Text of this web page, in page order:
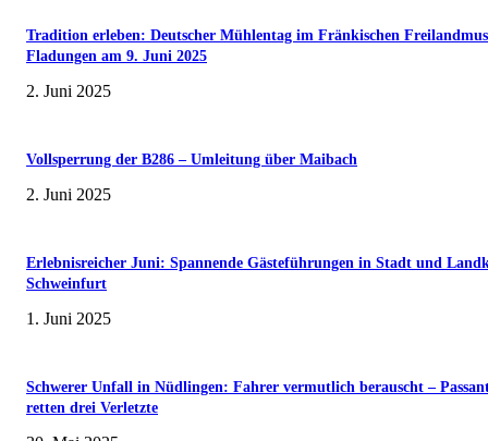
Tradition erleben: Deutscher Mühlentag im Fränkischen
Fladungen am 9. Juni 2025
2. Juni 2025
Vollsperrung der B286 – Umleitung über Maibach
2. Juni 2025
Erlebnisreicher Juni: Spannende Gästeführungen in Stadt und
Schweinfurt
1. Juni 2025
Schwerer Unfall in Nüdlingen: Fahrer vermutlich berauscht –
retten drei Verletzte